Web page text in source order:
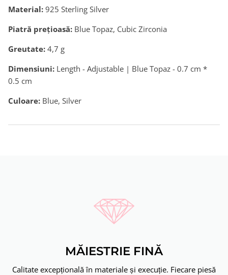
Material: 925 Sterling Silver
Piatră preţioasă: Blue Topaz, Cubic Zirconia
Greutate: 4,7 g
Dimensiuni: Length - Adjustable | Blue Topaz - 0.7 cm *
0.5 cm
Culoare: Blue, Silver
MĂIESTRIE FINĂ
Calitate excepțională în materiale și execuție. Fiecare piesă